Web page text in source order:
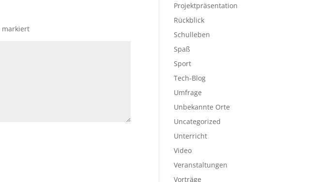
markiert
Projektpräsentation
Rückblick
Schulleben
Spaß
Sport
Tech-Blog
Umfrage
Unbekannte Orte
Uncategorized
Unterricht
Video
Veranstaltungen
Vorträge